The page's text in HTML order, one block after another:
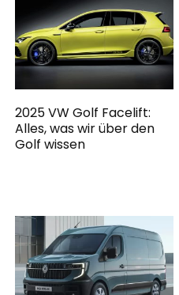
2025 VW Golf Facelift:
Alles, was wir über den
Golf wissen